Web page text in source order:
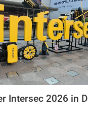
Intersec 2026 in